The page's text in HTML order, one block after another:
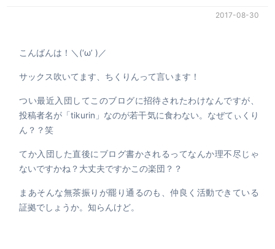
2017-08-30
こんばんは！＼(‘ω’ )／
サックス吹いてます、ちくりんって言います！
つい最近入団してこのブログに招待されたわけなんですが、
投稿者名が「tikurin」なのが若干気に食わない。なぜてぃくり
ん？？笑
てか入団した直後にブログ書かされるってなんか理不尽じゃ
ないですかね？大丈夫ですかこの楽団？？
まあそんな無茶振りが罷り通るのも、仲良く活動できている
証拠でしょうか。知らんけど。